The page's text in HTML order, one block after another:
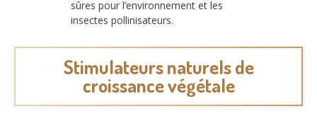
sûres pour l’environnement et les
insectes pollinisateurs.
Stimulateurs naturels de
croissance végétale